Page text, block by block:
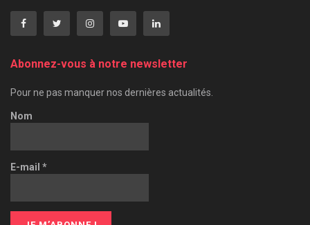
Abonnez-vous à notre newsletter
Pour ne pas manquer nos dernières actualités.
Nom
E-mail *